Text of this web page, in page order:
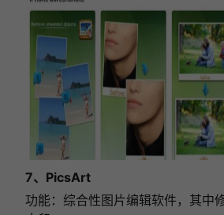
7、PicsArt
功能：综合性图片编辑软件，其中